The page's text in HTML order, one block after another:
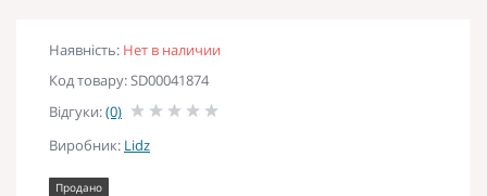
Наявність: Нет в наличии
Код товару: SD00041874
Відгуки:(0)
Виробник: Lidz
Продано